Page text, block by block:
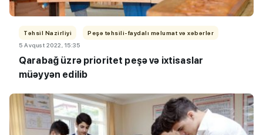
Təhsil Nazirliyi
Peşə təhsili-faydalı məlumat və xəbərlər
5 Avqust 2022, 15:35
Qarabağ üzrə prioritet peşə və ixtisaslar
müəyyən edilib